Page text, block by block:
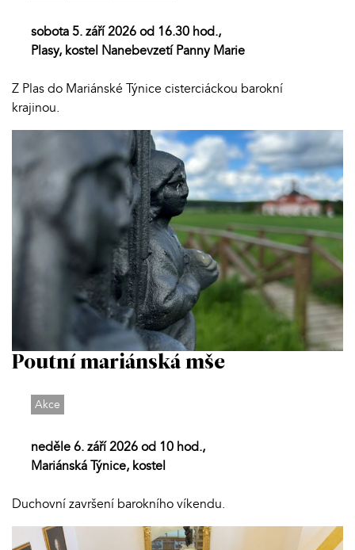
sobota 5. září 2026 od 16.30 hod.,
Plasy, kostel Nanebevzetí Panny Marie
Z Plas do Mariánské Týnice cisterciáckou barokní
krajinou.
Poutní mariánská mše
Akce
neděle 6. září 2026 od 10 hod.,
Mariánská Týnice, kostel
Duchovní završení barokního víkendu.